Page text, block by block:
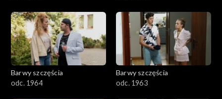
Barwy szczęścia
odc. 1964
Barwy szczęścia
odc. 1963